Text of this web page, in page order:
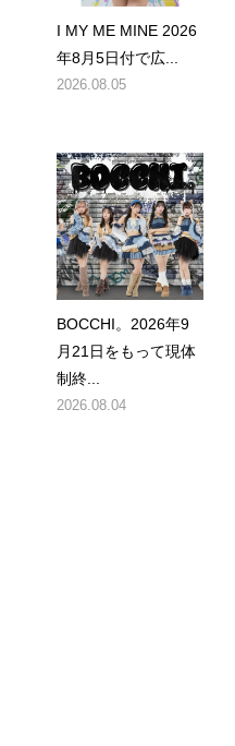
I MY ME MINE 2026
年8月5日付で広...
2026.08.05
BOCCHI。2026年9
月21日をもって現体
制終...
2026.08.04